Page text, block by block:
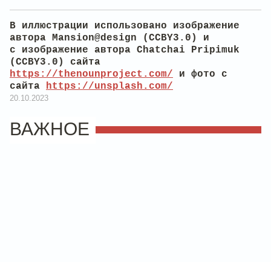
В иллюстрации использовано изображение
автора Mansion@design (CCBY3.0) и
с изображение автора Chatchai Pripimuk
(CCBY3.0) сайта
https://thenounproject.com/
и фото с
сайта https://unsplash.com/
20.10.2023
ВАЖНОЕ